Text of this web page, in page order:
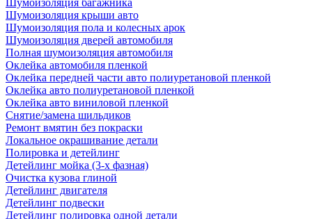
Шумоизоляция багажника
Шумоизоляция крыши авто
Шумоизоляция пола и колесных арок
Шумоизоляция дверей автомобиля
Полная шумоизоляция автомобиля
Оклейка автомобиля пленкой
Оклейка передней части авто полиуретановой пленкой
Оклейка авто полиуретановой пленкой
Оклейка авто виниловой пленкой
Снятие/замена шильдиков
Ремонт вмятин без покраски
Локальное окрашивание детали
Полировка и детейлинг
Детейлинг мойка (3-х фазная)
Очистка кузова глиной
Детейлинг двигателя
Детейлинг подвески
Детейлинг полировка одной детали